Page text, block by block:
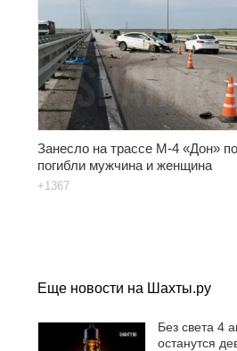
Занесло на трассе М-4 «Дон»
погибли мужчина и женщина
+1367
Еще новости на Шахты.ру
Без света 4
останутся